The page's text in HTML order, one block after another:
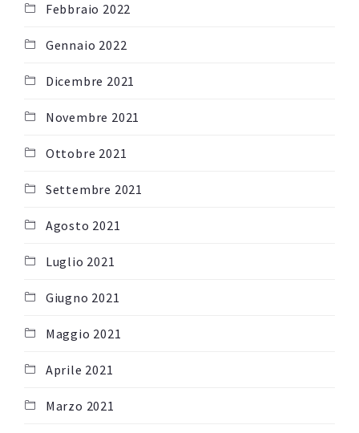
Febbraio 2022
Gennaio 2022
Dicembre 2021
Novembre 2021
Ottobre 2021
Settembre 2021
Agosto 2021
Luglio 2021
Giugno 2021
Maggio 2021
Aprile 2021
Marzo 2021